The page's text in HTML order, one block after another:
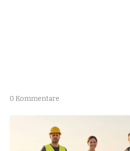
0 Kommentare